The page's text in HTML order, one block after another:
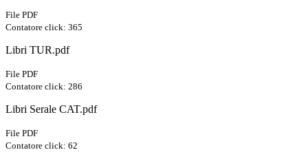
File PDF
Contatore click: 365
Libri TUR.pdf
File PDF
Contatore click: 286
Libri Serale CAT.pdf
File PDF
Contatore click: 62